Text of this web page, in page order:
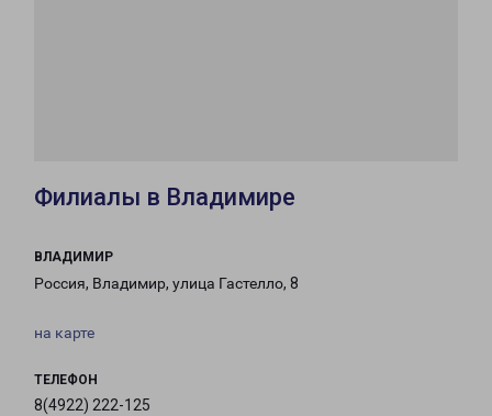
Филиалы в Владимире
ВЛАДИМИР
Россия, Владимир, улица Гастелло, 8
на карте
ТЕЛЕФОН
8(4922) 222-125